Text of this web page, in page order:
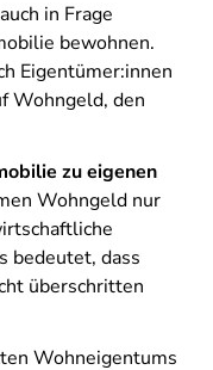
in Frage
bewohnen.
Eigentümer:innen
Wohngeld, den
zu eigenen
Wohngeld nur
bedeutet, dass
überschritten
Wohneigentums